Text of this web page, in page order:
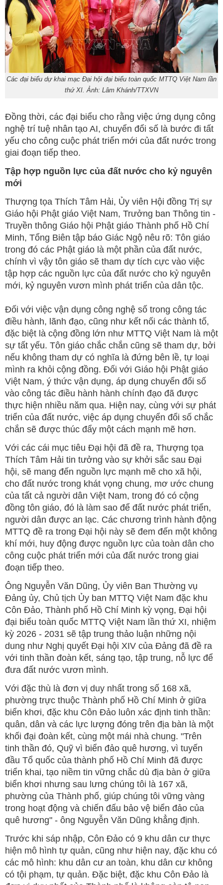
Các đại biểu dự khai mạc Đại hội đại biểu toàn quốc MTTQ Việt Nam lần
thứ XI. Ảnh: Lâm Khánh/TTXVN
Đồng thời, các đại biểu cho rằng việc ứng dụng công
nghệ trí tuệ nhân tạo AI, chuyển đổi số là bước đi tất
yếu cho công cuộc phát triển mới của đất nước trong
giai đoạn tiếp theo.
Tập hợp nguồn lực của đất nước cho kỷ nguyên
mới
Thượng tọa Thích Tâm Hải, Ủy viên Hội đồng Trị sự
Giáo hội Phật giáo Việt Nam, Trưởng ban Thông tin -
Truyền thông Giáo hội Phật giáo Thành phố Hồ Chí
Minh, Tổng Biên tập báo Giác Ngộ nêu rõ: Tôn giáo
trong đó các Phật giáo là một phần của đất nước,
chính vì vậy tôn giáo sẽ tham dự tích cực vào việc
tập hợp các nguồn lực của đất nước cho kỷ nguyên
mới, kỷ nguyên vươn mình phát triển của dân tộc.
Đối với việc vận dụng công nghệ số trong công tác
điều hành, lãnh đạo, cũng như kết nối các thành tố,
đặc biệt là cộng đồng lớn như MTTQ Việt Nam là một
sự tất yếu. Tôn giáo chắc chắn cũng sẽ tham dự, bởi
nếu không tham dự có nghĩa là đứng bên lề, tự loại
mình ra khỏi cộng đồng. Đối với Giáo hội Phật giáo
Việt Nam, ý thức vận dụng, áp dụng chuyển đổi số
vào công tác điều hành hành chính đạo đã được
thực hiện nhiều năm qua. Hiện nay, cùng với sự phát
triển của đất nước, việc áp dụng chuyển đổi số chắc
chắn sẽ được thúc đẩy một cách mạnh mẽ hơn.
Với các cái mục tiêu Đại hội đã đề ra, Thượng tọa
Thích Tâm Hải tin tưởng vào sự khởi sắc sau Đại
hội, sẽ mang đến nguồn lực mạnh mẽ cho xã hội,
cho đất nước trong khát vọng chung, mơ ước chung
của tất cả người dân Việt Nam, trong đó có cộng
đồng tôn giáo, đó là làm sao để đất nước phát triển,
người dân được an lạc. Các chương trình hành động
MTTQ đề ra trong Đại hội này sẽ đem đến một không
khí mới, huy động được nguồn lực của toàn dân cho
công cuộc phát triển mới của đất nước trong giai
đoạn tiếp theo.
Ông Nguyễn Văn Dũng, Ủy viên Ban Thường vụ
Đảng ủy, Chủ tịch Ủy ban MTTQ Việt Nam đặc khu
Côn Đảo, Thành phố Hồ Chí Minh kỳ vọng, Đại hội
đại biểu toàn quốc MTTQ Việt Nam lần thứ XI, nhiệm
kỳ 2026 - 2031 sẽ tập trung thảo luận những nội
dung như Nghị quyết Đại hội XIV của Đảng đã đề ra
với tinh thần đoàn kết, sáng tạo, tập trung, nỗ lực để
đưa đất nước vươn mình.
Với đặc thù là đơn vị duy nhất trong số 168 xã,
phường trực thuộc Thành phố Hồ Chí Minh ở giữa
biển khơi, đặc khu Côn Đảo luôn xác định tinh thần:
quân, dân và các lực lượng đóng trên địa bàn là một
khối đại đoàn kết, cùng một mái nhà chung. "Trên
tinh thần đó, Quỹ vì biển đảo quê hương, vì tuyến
đầu Tổ quốc của thành phố Hồ Chí Minh đã được
triển khai, tạo niềm tin vững chắc dù địa bàn ở giữa
biển khơi nhưng sau lưng chúng tôi là 167 xã,
phường của Thành phố, giúp chúng tôi vững vàng
trong hoạt động và chiến đấu bảo vệ biển đảo của
quê hương" - ông Nguyễn Văn Dũng khẳng định.
Trước khi sáp nhập, Côn Đảo có 9 khu dân cư thực
hiện mô hình tự quản, cũng như hiện nay, đặc khu có
các mô hình: khu dân cư an toàn, khu dân cư không
có tội phạm, tự quản. Đặc biệt, đặc khu Côn Đảo là